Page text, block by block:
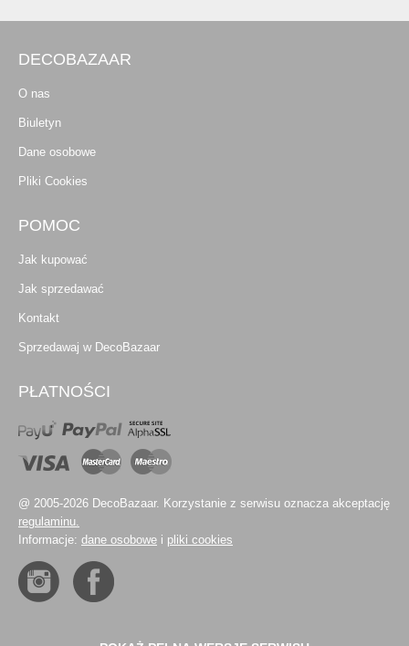
DECOBAZAAR
O nas
Biuletyn
Dane osobowe
Pliki Cookies
POMOC
Jak kupować
Jak sprzedawać
Kontakt
Sprzedawaj w DecoBazaar
PŁATNOŚCI
@ 2005-2026 DecoBazaar. Korzystanie z serwisu oznacza akceptację
regulaminu.
Informacje: dane osobowe i pliki cookies